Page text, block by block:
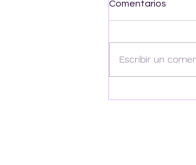
Comentarios
Escribir un